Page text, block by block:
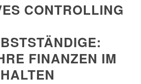
CONTROLLING
FINANZEN IM